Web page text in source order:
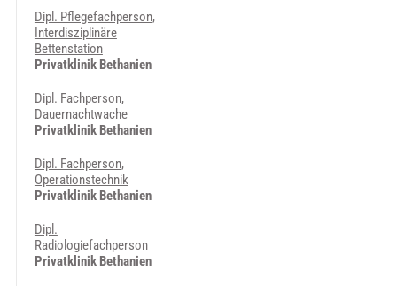
Dipl. Pflegefachperson,
Interdisziplinäre
Bettenstation
Privatklinik Bethanien
Dipl. Fachperson,
Dauernachtwache
Privatklinik Bethanien
Dipl. Fachperson,
Operationstechnik
Privatklinik Bethanien
Dipl.
Radiologiefachperson
Privatklinik Bethanien